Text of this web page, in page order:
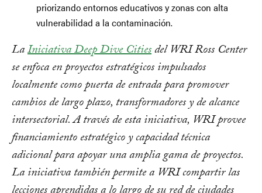
priorizando entornos educativos y zonas con alta
vulnerabilidad a la contaminación.
LaIniciativa Deep Dive Citiesdel WRI Ross Center
se enfoca en proyectos estratégicos impulsados
localmente como puerta de entrada para promover
cambios de largo plazo, transformadores y de alcance
intersectorial. A través de esta iniciativa, WRI provee
financiamiento estratégico y capacidad técnica
adicional para apoyar una amplia gama de proyectos.
La iniciativa también permite a WRI compartir las